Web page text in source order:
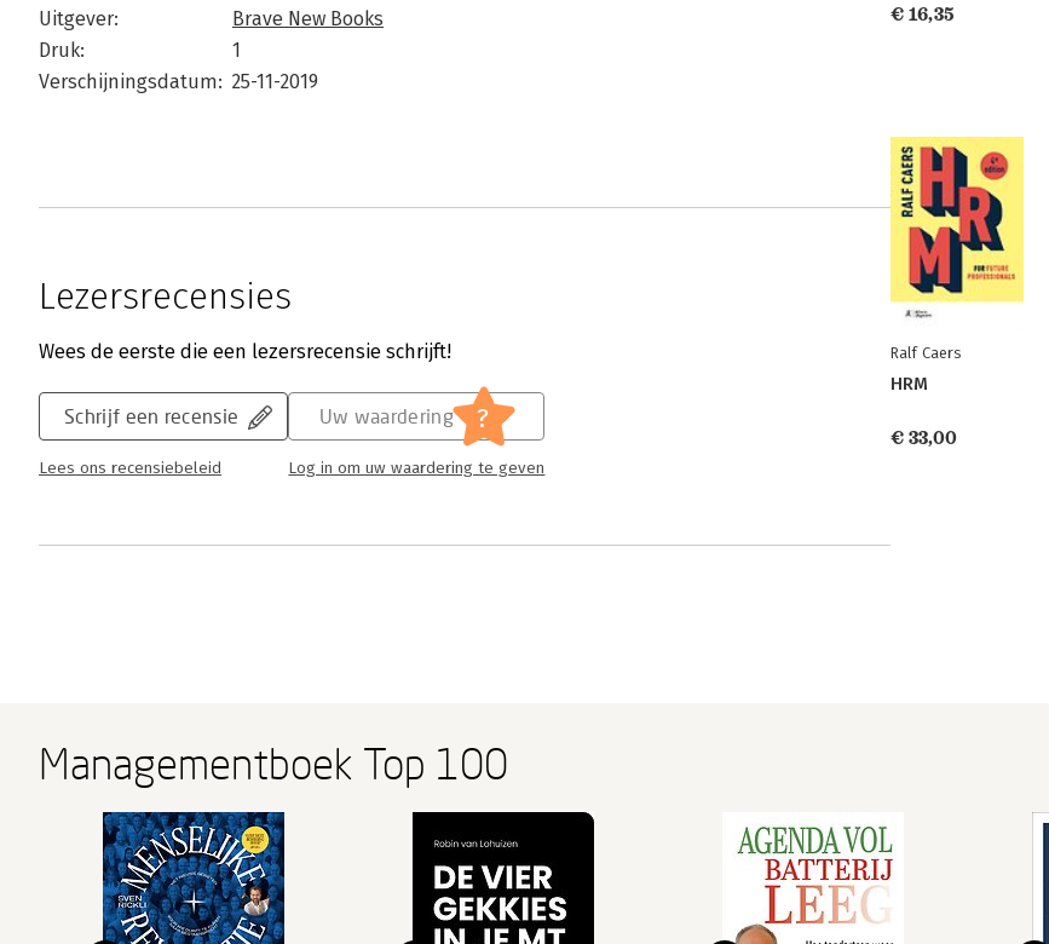
Uitgever:
Brave New Books
Druk:
1
Verschijningsdatum: 25-11-2019
Lezersrecensies
Wees de eerste die een lezersrecensie schrijft!
Schrijf een recensie
Lees ons recensiebeleid
Uw waardering ?
Log in om uw waardering te geven
€ 16,35
Ralf Caers
HRM
€ 33,00
Managementboek Top 100